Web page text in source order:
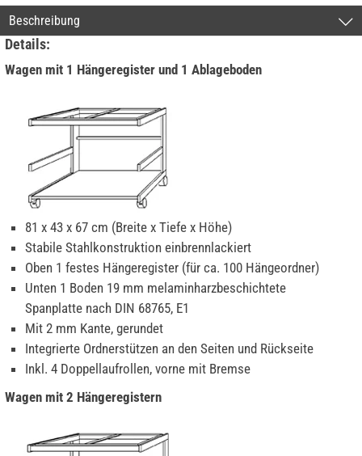
Beschreibung
Details:
Wagen mit 1 Hängeregister und 1 Ablageboden
81 x 43 x 67 cm (Breite x Tiefe x Höhe)
Stabile Stahlkonstruktion einbrennlackiert
Oben 1 festes Hängeregister (für ca. 100 Hängeordner)
Unten 1 Boden 19 mm melaminharzbeschichtete
Spanplatte nach DIN 68765, E1
Mit 2 mm Kante, gerundet
Integrierte Ordnerstützen an den Seiten und Rückseite
Inkl. 4 Doppellaufrollen, vorne mit Bremse
Wagen mit 2 Hängeregistern